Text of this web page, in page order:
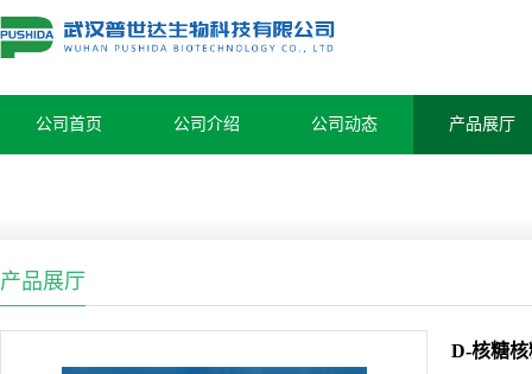
公司首页 公司介绍 公司动态 产品展厅
产品展厅
D-核糖核